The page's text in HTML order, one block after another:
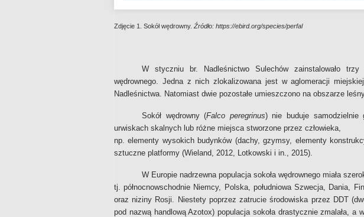
Zdjęcie 1. Sokół wędrowny. Źródło: https://ebird.org/species/perfal
W styczniu br. Nadleśnictwo Sulechów zainstalowało
wędrownego. Jedna z nich zlokalizowana jest w aglomeracji
Nadleśnictwa. Natomiast dwie pozostałe umieszczono na obszarze
Sokół wędrowny (Falco peregrinus) nie buduje samodzielnie
urwiskach skalnych lub różne miejsca stworzone przez człowieka,
np. elementy wysokich budynków (dachy, gzymsy, elementy
sztuczne platformy (Wieland, 2012, Lotkowski i in., 2015).
W Europie nadrzewna populacja sokoła wędrownego miała
tj. północnowschodnie Niemcy, Polska, południowa Szwecja, Dania,
oraz niziny Rosji. Niestety poprzez zatrucie środowiska przez DDT
pod nazwą handlową Azotox) populacja sokoła drastycznie zmalała, a